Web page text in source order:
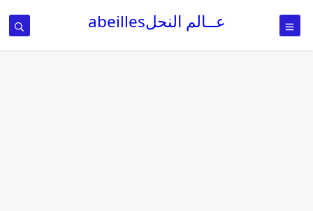
عــالم النحلabeilles